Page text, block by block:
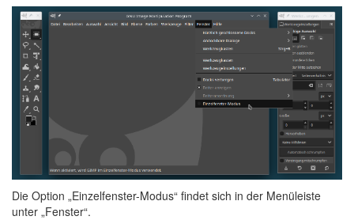
Die Option „Einzelfenster-Modus“ findet sich in der Menüleiste
unter „Fenster“.